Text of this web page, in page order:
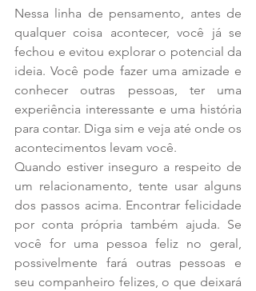
Nessa linha de pensamento, antes de
qualquer coisa acontecer, você já se
fechou e evitou explorar o potencial da
ideia. Você pode fazer uma amizade e
conhecer outras pessoas, ter uma
experiência interessante e uma história
para contar. Diga sim e veja até onde os
acontecimentos levam você.
Quando estiver inseguro a respeito de
um relacionamento, tente usar alguns
dos passos acima. Encontrar felicidade
por conta própria também ajuda. Se
você for uma pessoa feliz no geral,
possivelmente fará outras pessoas e
seu companheiro felizes, o que deixará